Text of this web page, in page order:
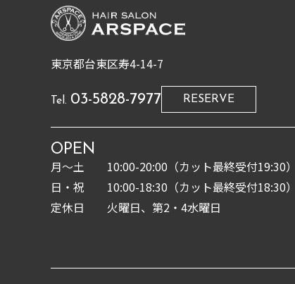
東京都台東区寿4-14-7
Tel. 03-5828-7977 RESERVE
OPEN
月〜土
10:00-20:00（カット最終受付19:30）
日・祝
10:00-18:30（カット最終受付18:30）
定休日
火曜日、第2・4水曜日